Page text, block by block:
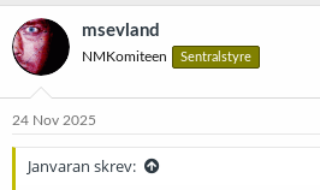
msevland
NMKomiteen Sentralstyre
24 Nov 2025
Janvaran skrev: